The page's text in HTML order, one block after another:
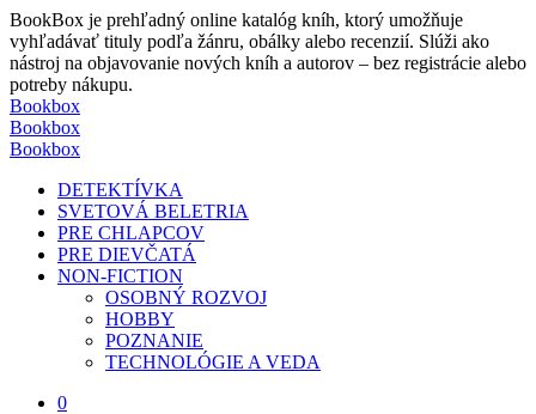
BookBox je prehľadný online katalóg kníh, ktorý umožňuje
vyhľadávať tituly podľa žánru, obálky alebo recenzií. Slúži ako
nástroj na objavovanie nových kníh a autorov – bez registrácie alebo
potreby nákupu.
Bookbox
Bookbox
Bookbox
DETEKTÍVKA
SVETOVÁ BELETRIA
PRE CHLAPCOV
PRE DIEVČATÁ
NON-FICTION
OSOBNÝ ROZVOJ
HOBBY
POZNANIE
TECHNOLÓGIE A VEDA
0